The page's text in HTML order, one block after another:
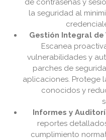
de contraseñas y
la seguridad al
Gestión Integral de
Escanea
vulnerabilidades y
parches de
aplicaciones. Protege
conocidos y
Informes y
reportes
cumplimiento